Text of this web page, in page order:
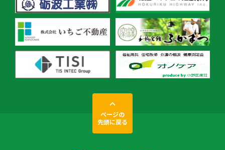
ページの
先頭に戻る